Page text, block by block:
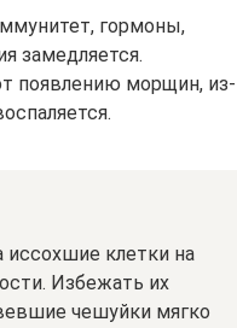
гормоны,
замедляется.
появлению морщин, из-
иссохшие клетки на
Избежать их
чешуйки мягко